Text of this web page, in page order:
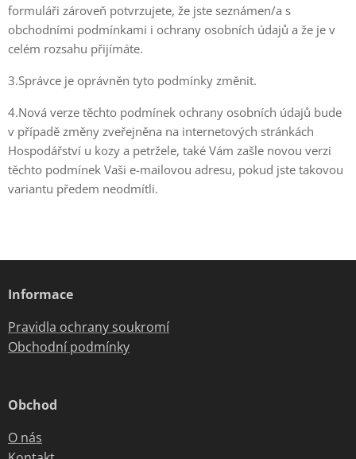
formuláři zároveň potvrzujete, že jste seznámen/a s
obchodními podmínkami i ochrany osobních údajů a že je v
celém rozsahu přijímáte.
3.Správce je oprávněn tyto podmínky změnit.
4.Nová verze těchto podmínek ochrany osobních údajů bude
v případě změny zveřejněna na internetových stránkách
Hospodářství u kozy a petržele, také Vám zašle novou verzi
těchto podmínek Vaši e-mailovou adresu, pokud jste takovou
variantu předem neodmítli.
Informace
Pravidla ochrany soukromí
Obchodní podmínky
Obchod
O nás